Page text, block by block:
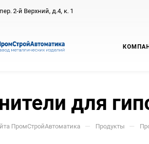
2-й Верхний, д.4, к. 1
для
ПромСтройАвтоматика — Продукты —